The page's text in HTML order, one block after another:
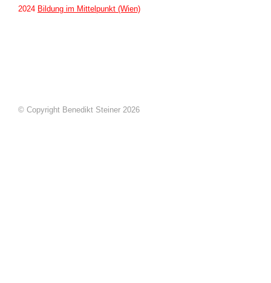
2024 Bildung im Mittelpunkt (Wien)
© Copyright Benedikt Steiner 2026